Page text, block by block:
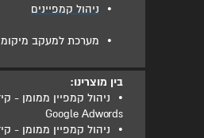
בין מוצרינו:
•
ניהול קמפיין ממומן -
Google Adwords
•
ניהול קמפיין ממומן -
• ניהול קמפיינים
• מערכת למעקב